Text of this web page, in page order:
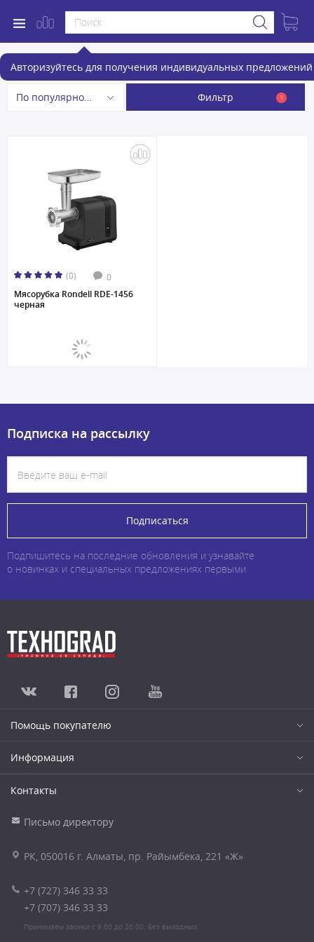
Авторизуйтесь для получения индивидуальных предложений
Мясорубки Rondell
По популярности Фильтр 1
(0) 0
Мясорубка Rondell RDE-1456
черная
Подписка на рассылку
Подписаться
Подпишитесь на последние обновления и узнавайте
о новинках и специальных предложениях первыми
Помощь покупателю
Информация
Контакты
Письмо директору
РК, 050016 г. Алматы, пр. Райымбека, 221 «Ж»
+7 (727) 346 33 33
+7 (707) 346 33 33
Принимаем звонки с 9.00 до 20.00. Без выходных.